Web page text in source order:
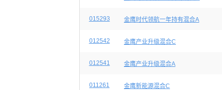
015293 金鹰时代领航一年持有混合A
012542 金鹰产业升级混合C
012541 金鹰产业升级混合A
011261 金鹰新能源混合C